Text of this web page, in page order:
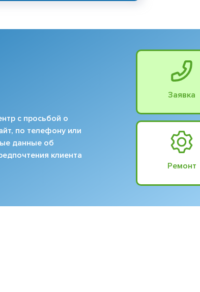
с просьбой о
по телефону или
данные об
клиента
Заявка
Ремонт